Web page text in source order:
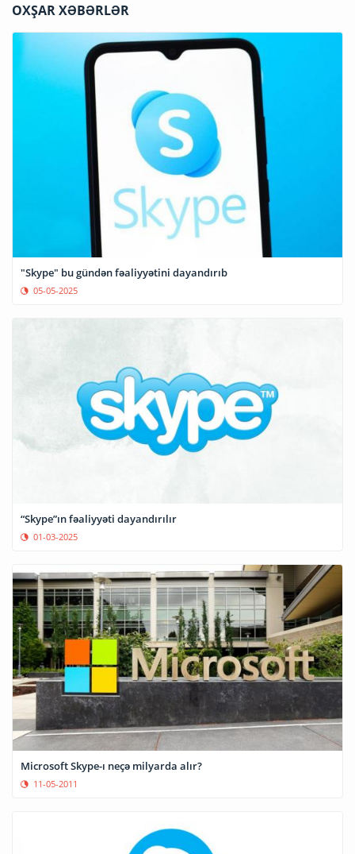
OXŞAR XƏBƏRLƏR
"Skype" bu gündən fəaliyyətini dayandırıb
05-05-2025
“Skype”ın fəaliyyəti dayandırılır
01-03-2025
Microsoft Skype-ı neçə milyarda alır?
11-05-2011